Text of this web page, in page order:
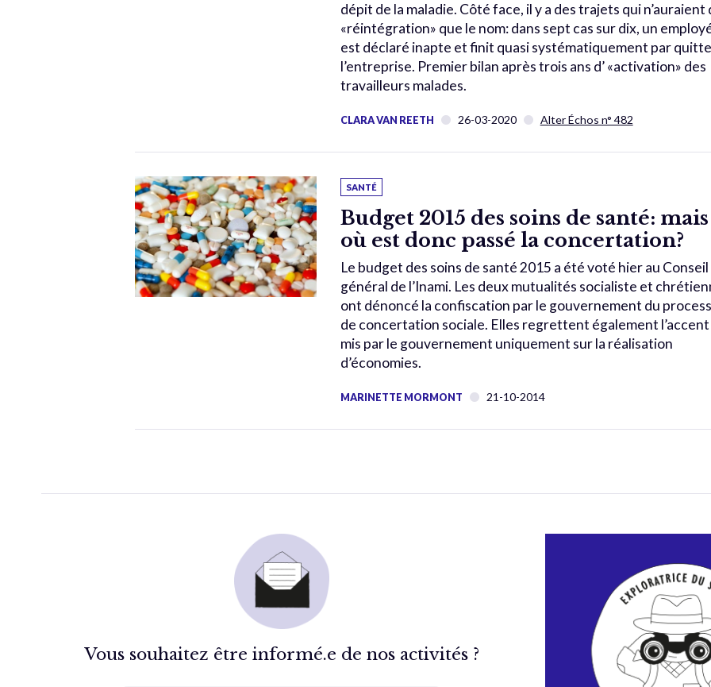
dépit de la maladie. Côté face, il y a des trajets qui n’auraient
«réintégration» que le nom: dans sept cas sur dix, un
est déclaré inapte et finit quasi systématiquement par
l’entreprise. Premier bilan après trois ans d’ «activation» des
travailleurs malades.
CLARA VAN REETH 26-03-2020 Alter Échos n° 482
SANTÉ
Budget 2015 des soins de santé: mais
où est donc passé la concertation?
Le budget des soins de santé 2015 a été voté hier au Conseil
général de l’Inami. Les deux mutualités socialiste et
ont dénoncé la confiscation par le gouvernement du
de concertation sociale. Elles regrettent également l’accent
mis par le gouvernement uniquement sur la réalisation
d’économies.
MARINETTE MORMONT 21-10-2014
Vous souhaitez être informé.e de nos activités ?